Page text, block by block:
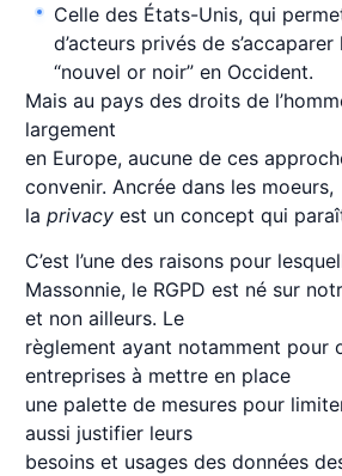
Celle des États-Unis, qui
d’acteurs privés de
“nouvel or noir” en Occident.
Mais au pays des droits de
largement
en Europe, aucune de ces
convenir. Ancrée dans les moeurs,
la privacy est un concept qui
C’est l’une des raisons pour
Massonnie, le RGPD est né sur
et non ailleurs. Le
règlement ayant notamment pour
entreprises à mettre en place
une palette de mesures pour
aussi justifier leurs
besoins et usages des données